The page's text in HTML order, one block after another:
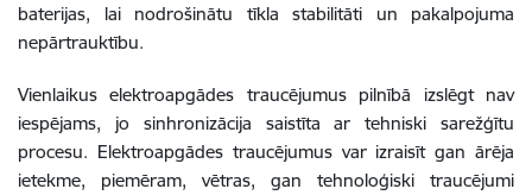
baterijas, lai nodrošinātu tīkla stabilitāti un pakalpojuma
nepārtrauktību.
Vienlaikus elektroapgādes traucējumus pilnībā izslēgt nav
iespējams, jo sinhronizācija saistīta ar tehniski sarežģītu
procesu. Elektroapgādes traucējumus var izraisīt gan ārēja
ietekme, piemēram, vētras, gan tehnoloģiski traucējumi